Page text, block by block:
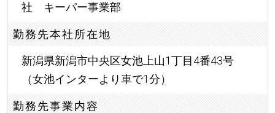
社 キーパー事業部
勤務先本社所在地
新潟県新潟市中央区女池上山1丁目4番43号
（女池インターより車で1分）
勤務先事業内容